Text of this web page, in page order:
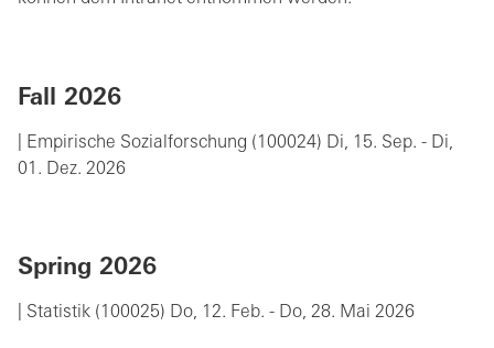
Fall 2026
| Empirische Sozialforschung (100024) Di, 15. Sep. - Di,
01. Dez. 2026
Spring 2026
| Statistik (100025) Do, 12. Feb. - Do, 28. Mai 2026